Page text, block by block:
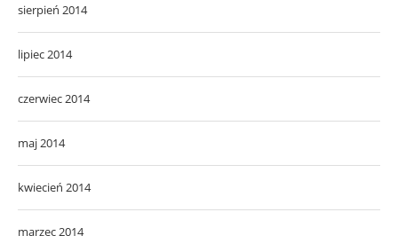
sierpień 2014
lipiec 2014
czerwiec 2014
maj 2014
kwiecień 2014
marzec 2014